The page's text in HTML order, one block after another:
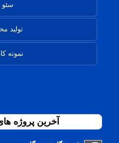
سئو
تولید
نمونه
آخرین پروژه